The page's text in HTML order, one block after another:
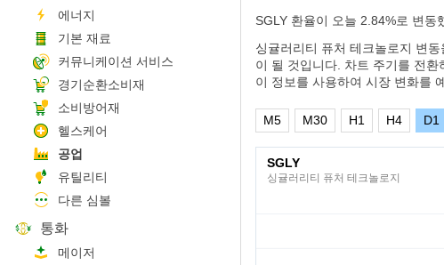
에너지
기본 재료
커뮤니케이션 서비스
경기순환소비재
소비방어재
헬스케어
공업
유틸리티
다른 심볼
통화
메이저
SGLY 환율이 오늘 2.84%로 변동
싱귤러리티 퓨처 테크놀로지 변
이 될 것입니다. 차트 주기를 전
이 정보를 사용하여 시장 변화를
M5 M30 H1 H4 D1
SGLY
싱귤러리티 퓨처 테크놀로지